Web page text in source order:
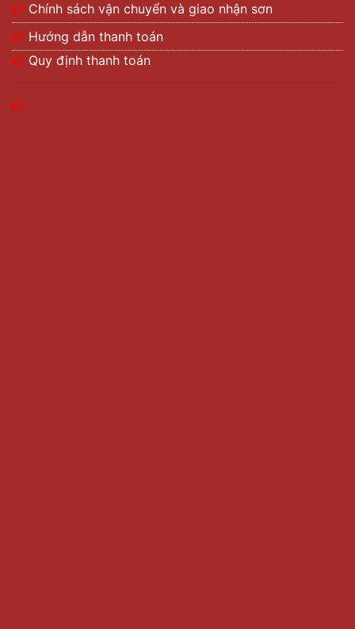
Chính sách vận chuyển và giao nhận sơn
Hướng dẫn thanh toán
Quy định thanh toán